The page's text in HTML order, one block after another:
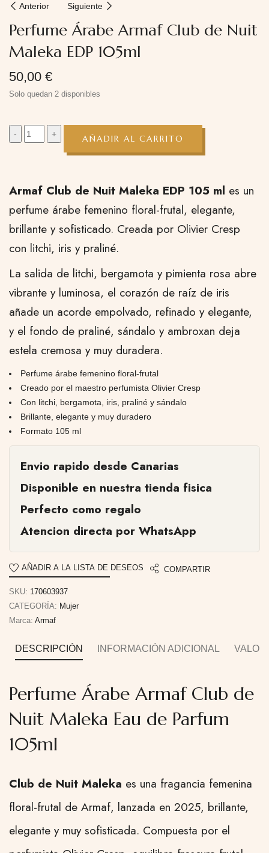
Anterior Siguiente
Perfume Árabe Armaf Club de Nuit
Maleka EDP 105ml
50,00 €
Armaf Club de Nuit Maleka EDP 105 ml es un
perfume árabe femenino floral-frutal, elegante,
brillante y sofisticado. Creada por Olivier Cresp
con litchi, iris y praliné.
La salida de litchi, bergamota y pimienta rosa abre
vibrante y luminosa, el corazón de raíz de iris
añade un acorde empolvado, refinado y elegante,
y el fondo de praliné, sándalo y ambroxan deja
estela cremosa y muy duradera.
Perfume árabe femenino floral-frutal
Creado por el maestro perfumista Olivier Cresp
Con litchi, bergamota, iris, praliné y sándalo
Brillante, elegante y muy duradero
Formato 105 ml
Envio rapido desde Canarias
Disponible en nuestra tienda fisica
Perfecto como regalo
Atencion directa por WhatsApp
Solo quedan 2 disponibles
AÑADIR AL CARRITO
AÑADIR A LA LISTA DE DESEOS COMPARTIR
SKU: 170603937
CATEGORÍA: Mujer
Marca: Armaf
DESCRIPCIÓN INFORMACIÓN ADICIONAL
Perfume Árabe Armaf Club de
Nuit Maleka Eau de Parfum
105ml
Club de Nuit Maleka es una fragancia femenina
floral-frutal de Armaf, lanzada en 2025, brillante,
elegante y muy sofisticada. Compuesta por el